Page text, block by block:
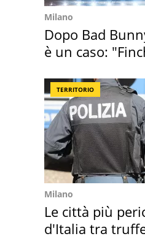
Milano
Dopo Bad
è un caso:
TERRITORIO
Milano
Le città più
d'Italia tra